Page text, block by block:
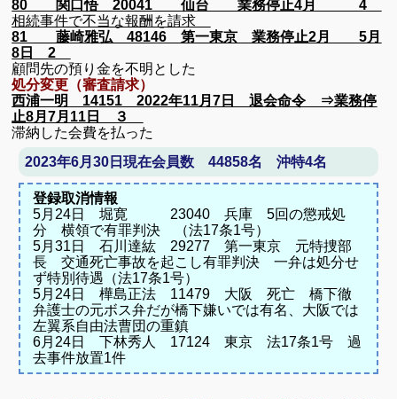
80 関口悟 20041 仙台 業務停止4月 4
相続事件で不当な報酬を請求
81 藤崎雅弘 48146 第一東京 業務停止2月 5月
8日 2
顧問先の預り金を不明とした
処分変更（審査請求）
西浦一明 14151 2022年11月7日 退会命令 ⇒業務停
止8月7月11日 ３
滞納した会費を払った
2023年6月30日現在会員数 44858名 沖特4名
登録取消情報
5月24日 堀寛 23040 兵庫 5回の懲戒処
分 横領で有罪判決 （法17条1号）
5月31日 石川達紘 29277 第一東京 元特捜部
長 交通死亡事故を起こし有罪判決 一弁は処分せ
ず特別待遇（法17条1号）
5月24日 樺島正法 11479 大阪 死亡 橋下徹
弁護士の元ボス弁だが橋下嫌いでは有名、大阪では
左翼系自由法曹団の重鎮
6月24日 下林秀人 17124 東京 法17条1号 過
去事件放置1件